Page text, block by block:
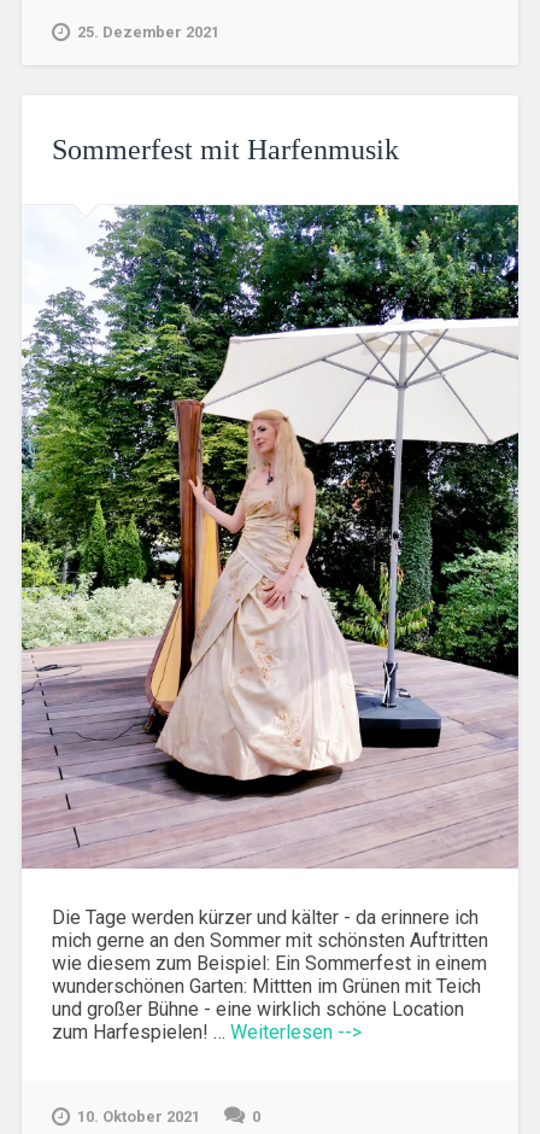
25. Dezember 2021
Sommerfest mit Harfenmusik
Die Tage werden kürzer und kälter - da erinnere ich
mich gerne an den Sommer mit schönsten Auftritten
wie diesem zum Beispiel: Ein Sommerfest in einem
wunderschönen Garten: Mittten im Grünen mit Teich
und großer Bühne - eine wirklich schöne Location
zum Harfespielen! … Weiterlesen -->
10. Oktober 2021 0